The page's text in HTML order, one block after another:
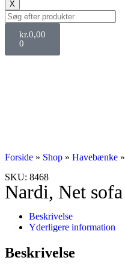
X
kr.0,00
0
Forside » Shop » Havebænke »
SKU: 8468
Nardi, Net sofa
Beskrivelse
Yderligere information
Beskrivelse